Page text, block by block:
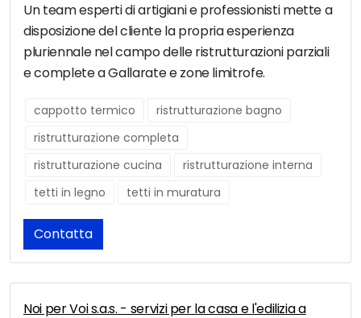
Un team esperti di artigiani e professionisti mette a
disposizione del cliente la propria esperienza
pluriennale nel campo delle ristrutturazioni parziali
e complete a Gallarate e zone limitrofe.
cappotto termico
ristrutturazione bagno
ristrutturazione completa
ristrutturazione cucina
ristrutturazione interna
tetti in legno
tetti in muratura
Contatta
Noi per Voi s.a.s. - servizi per la casa e l'edilizia a